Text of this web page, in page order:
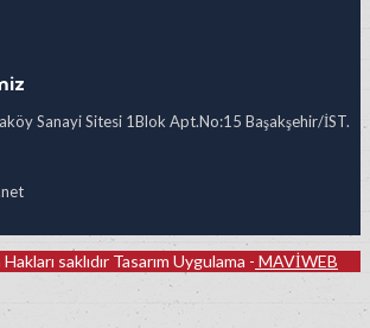
Sanayi Sitesi 1Blok Apt.No:15 Başakşehir/İST.
saklıdır Tasarım Uygulama - MAVİWEB